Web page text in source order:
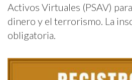
Activos Virtuales (PSAV)
dinero y el terrorismo. La
obligatoria.